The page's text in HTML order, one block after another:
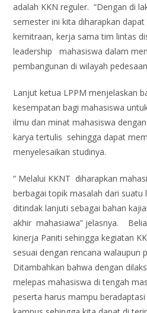
adalah KKN reguler. “Dengan di
semester ini kita diharapkan
kemitraan, kerja sama tim lintas
leadership mahasiswa dalam
pembangunan di wilayah
Lanjut ketua LPPM menjelaskan
kesempatan bagi mahasiswa
ilmu dan minat mahasiswa
karya tertulis sehingga dapat
menyelesaikan studinya.
“ Melalui KKNT diharapkan
berbagai topik masalah dari suatu
ditindak lanjuti sebagai bahan
akhir mahasiawa” jelasnya.
kinerja Paniti sehingga kegiatan
sesuai dengan rencana walaupun
Ditambahkan bahwa dengan
melepas mahasiswa di tengah
peserta harus mampu